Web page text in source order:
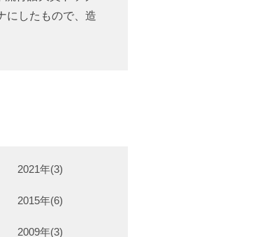
にしたもので、造
2021年(3)
2015年(6)
2009年(3)